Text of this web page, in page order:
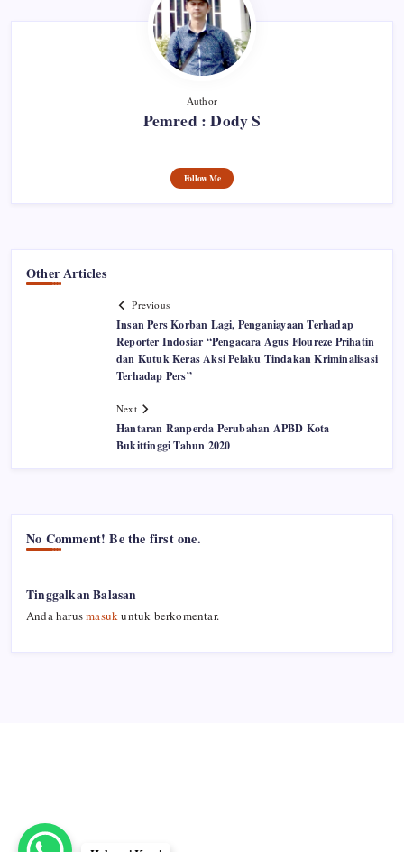
Author
Pemred : Dody S
Follow Me
Other Articles
Previous
Insan Pers Korban Lagi, Penganiayaan Terhadap
Reporter Indosiar “Pengacara Agus Floureze Prihatin
dan Kutuk Keras Aksi Pelaku Tindakan Kriminalisasi
Terhadap Pers”
Next
Hantaran Ranperda Perubahan APBD Kota
Bukittinggi Tahun 2020
No Comment! Be the first one.
Tinggalkan Balasan
Anda harusmasukuntuk berkomentar.